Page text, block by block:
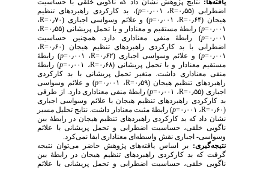
یافته‌ها:نتایج پژوهش نشان داد که ناگویی خلقی با حساسیت
اضطرابی (۰٫۵۵
R=، ۰٫۰۰۱ p= )، بد کارکردی راهبردهای تنظیم
هیجان (۰٫۶۴
R=، ۰٫۰۰۱ p= ) و علائم وسواسی اجباری (۰٫۷۰ R=،
۰٫۰۰۱ p= ) رابطهٔ مستقیم و معنادار و با تحمل پریشانی (۰٫۵۵ R=،
۰٫۰۰۱ p= ) رابطهٔ منفی معناداری دارد. همچنین حساسیت
اضطرابی با بد کارکردی راهبردهای تنظیم هیجان (۰٫۶۰
R=،
۰٫۰۰۱ p= ) و علائم وسواسی اجباری (۰٫۶۲ R=، ۰٫۰۰۱ p= ) رابطهٔ
مستقیم معنادار و با تحمل پریشانی (۰٫۶۸
R=، ۰٫۰۰۱ p= ) رابطهٔ
منفی معناداری داشت. متغیر تحمل پریشانی با بد کارکردی
راهبردهای تنظیم هیجان (۰٫۵۹
R=، ۰٫۰۰۱ p= ) و علائم وسواسی
اجباری (۰٫۵۵
R=، ۰٫۰۰۱ p= ) رابطهٔ منفی معناداری دارد. از طرفی
بد کارکردی راهبردهای تنظیم هیجان با علائم وسواسی اجباری
R=، ۰٫۰۰۱ p= ) رابطهٔ مثبت معنادار داشت. نتایج تحلیل مسیر
نشان داد که بد کارکردی راهبردهای تنظیم هیجان در رابطهٔ بین
ناگویی خلقی، حساسیت اضطرابی و تحمل پریشانی با علائم
وسواسی- اجباری نقش واسطه‌ای معناداری ایفا نمی‌کرد.
نتیجه‌گیری:بر اساس یافته‌های پژوهش حاضر می‌توان نتیجه
گرفت که بد کارکردی راهبردهای تنظیم هیجان در رابطهٔ بین
ناگویی خلقی، حساسیت اضطرابی و تحمل پریشانی با علائم